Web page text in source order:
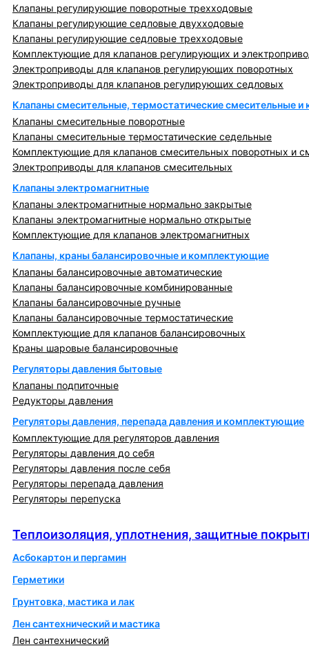
Клапаны регулирующие поворотные трехходовые
Клапаны регулирующие седловые двухходовые
Клапаны регулирующие седловые трехходовые
Комплектующие для клапанов регулирующих и
Электроприводы для клапанов регулирующих поворотных
Электроприводы для клапанов регулирующих седловых
Клапаны смесительные, термостатические смесительные
Клапаны смесительные поворотные
Клапаны смесительные термостатические седельные
Комплектующие для клапанов смесительных поворотных и
Электроприводы для клапанов смесительных
Клапаны электромагнитные
Клапаны электромагнитные нормально закрытые
Клапаны электромагнитные нормально открытые
Комплектующие для клапанов электромагнитных
Клапаны, краны балансировочные и комплектующие
Клапаны балансировочные автоматические
Клапаны балансировочные комбинированные
Клапаны балансировочные ручные
Клапаны балансировочные термостатические
Комплектующие для клапанов балансировочных
Краны шаровые балансировочные
Регуляторы давления бытовые
Клапаны подпиточные
Редукторы давления
Регуляторы давления, перепада давления и комплектующие
Комплектующие для регуляторов давления
Регуляторы давления до себя
Регуляторы давления после себя
Регуляторы перепада давления
Регуляторы перепуска
Теплоизоляция, уплотнения, защитные
Асбокартон и пергамин
Герметики
Грунтовка, мастика и лак
Лен сантехнический и мастика
Лен сантехнический